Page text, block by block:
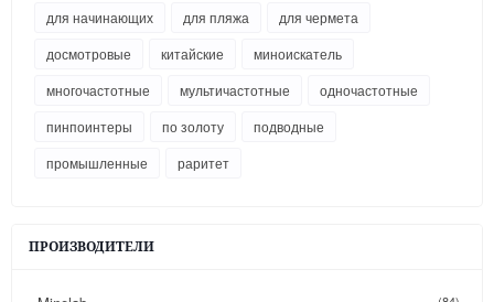
для начинающих
для пляжа
для чермета
досмотровые
китайские
миноискатель
многочастотные
мультичастотные
одночастотные
пинпоинтеры
по золоту
подводные
промышленные
раритет
ПРОИЗВОДИТЕЛИ